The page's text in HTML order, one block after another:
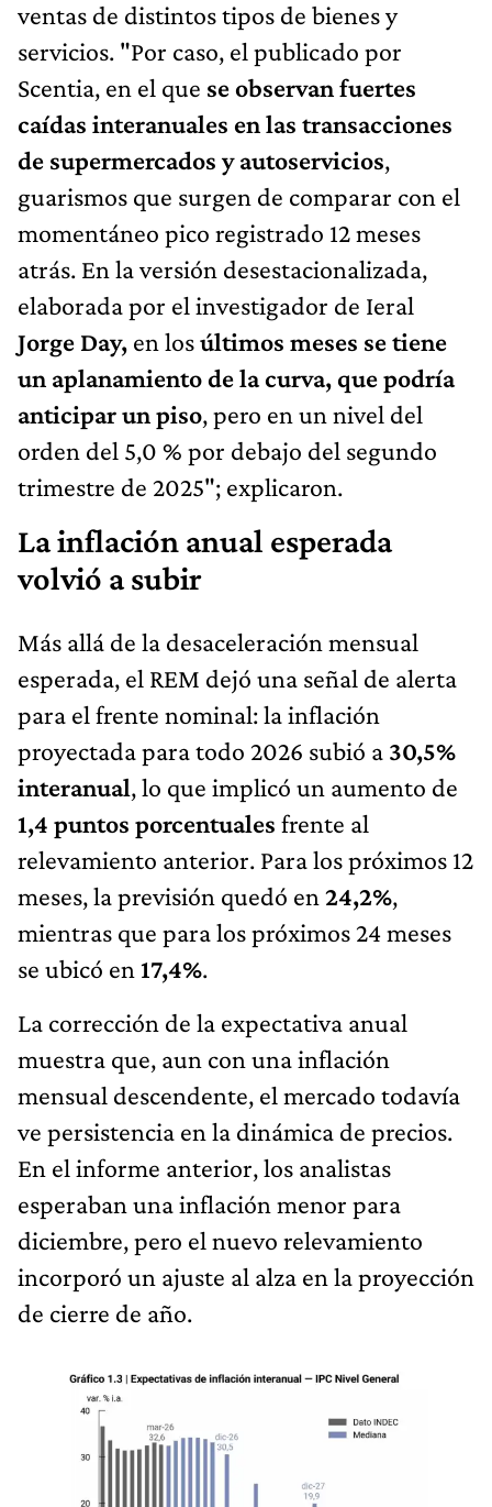
ventas de distintos tipos de bienes y
servicios. "Por caso, el publicado por
Scentia, en el que se observan fuertes
caídas interanuales en las transacciones
de supermercados y autoservicios,
guarismos que surgen de comparar con el
momentáneo pico registrado 12 meses
atrás. En la versión desestacionalizada,
elaborada por el investigador de Ieral
Jorge Day, en losúltimos meses se tiene
un aplanamiento de la curva, que podría
anticipar un piso, pero en un nivel del
orden del 5,0 % por debajo del segundo
trimestre de 2025"; explicaron.
La inflación anual esperada
volvió a subir
Más allá de la desaceleración mensual
esperada, el REM dejó una señal de alerta
para el frente nominal: la inflación
proyectada para todo 2026 subió a 30,5%
interanual, lo que implicó un aumento de
1,4 puntos porcentuales frente al
relevamiento anterior. Para los próximos 12
meses, la previsión quedó en 24,2%,
mientras que para los próximos 24 meses
se ubicó en 17,4%.
La corrección de la expectativa anual
muestra que, aun con una inflación
mensual descendente, el mercado todavía
ve persistencia en la dinámica de precios.
En el informe anterior, los analistas
esperaban una inflación menor para
diciembre, pero el nuevo relevamiento
incorporó un ajuste al alza en la proyección
de cierre de año.